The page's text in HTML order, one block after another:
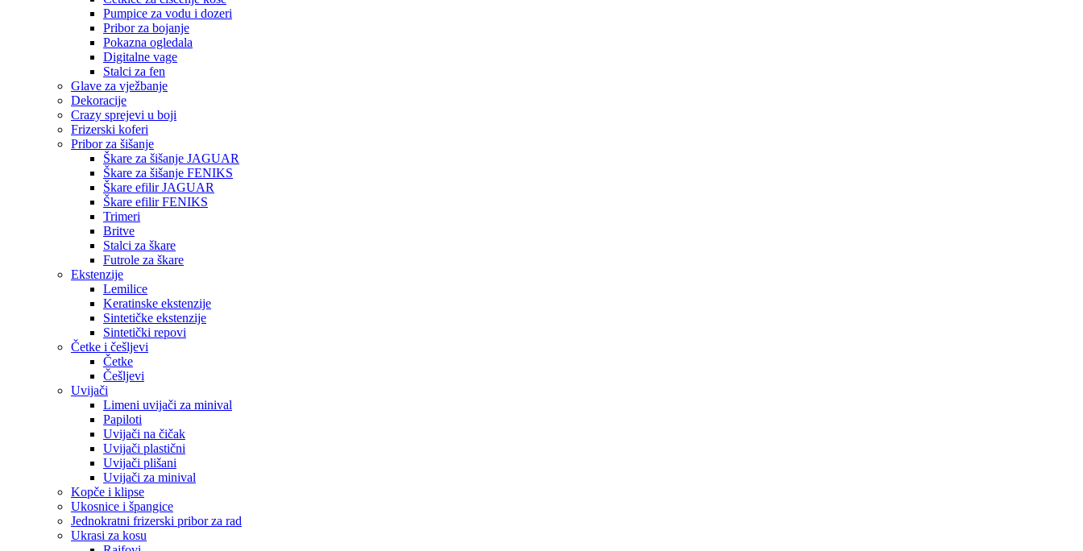
Pumpice za vodu i dozeri
Pribor za bojanje
Pokazna ogledala
Digitalne vage
Stalci za fen
Glave za vježbanje
Dekoracije
Crazy sprejevi u boji
Frizerski koferi
Pribor za šišanje
Škare za šišanje JAGUAR
Škare za šišanje FENIKS
Škare efilir JAGUAR
Škare efilir FENIKS
Trimeri
Britve
Stalci za škare
Futrole za škare
Ekstenzije
Lemilice
Keratinske ekstenzije
Sintetičke ekstenzije
Sintetički repovi
Četke i češljevi
Četke
Češljevi
Uvijači
Limeni uvijači za minival
Papiloti
Uvijači na čičak
Uvijači plastični
Uvijači plišani
Uvijači za minival
Kopče i klipse
Ukosnice i špangice
Jednokratni frizerski pribor za rad
Ukrasi za kosu